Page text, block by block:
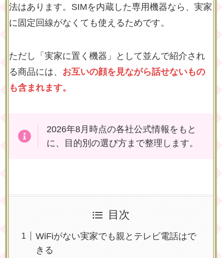
法はあります。SIMを内蔵した専用機器なら、実家
に固定回線がなくても使えるためです。
ただし「実家に置く機器」として並んで紹介され
る商品には、 お互いの顔を見ながら話せないもの
も含まれます。
2026年8月時点の各社公式情報をもと
に、目的別の選び方まで整理します。
目次
WiFiがない実家でも親とテレビ電話はで
きる